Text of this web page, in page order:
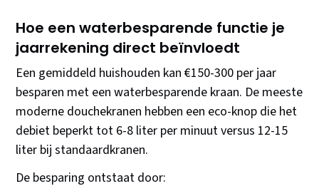
Hoe een waterbesparende functie je
jaarrekening direct beïnvloedt
Een gemiddeld huishouden kan €150-300 per jaar
besparen met een waterbesparende kraan. De meeste
moderne douchekranen hebben een eco-knop die het
debiet beperkt tot 6-8 liter per minuut versus 12-15
liter bij standaardkranen.
De besparing ontstaat door: